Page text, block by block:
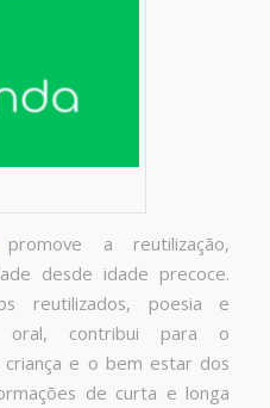
promove a reutilização,
desde idade precoce.
reutilizados, poesia e
oral, contribui para o
criança e o bem estar dos
de curta e longa